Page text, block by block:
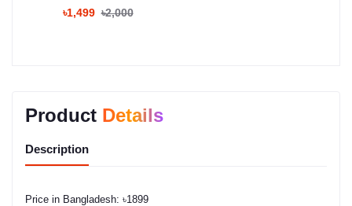
৳1,499 ৳2,000
Product Details
Description
Price in Bangladesh: ৳1899